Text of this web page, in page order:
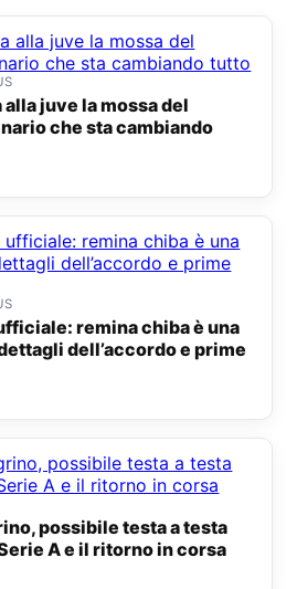
che sta cambiando
dell’accordo e prime
A e il ritorno in corsa